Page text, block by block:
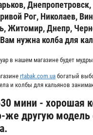
Рог, Николаев,
Житомир, Днепр,
нужна колба для
в нашем магазине будет
rtabak.com.ua богатый
и колбы для кальянов
мини - хорошая
же другую